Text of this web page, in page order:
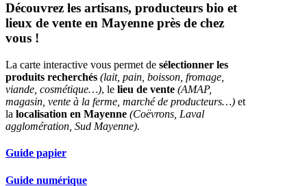
Découvrez les artisans, producteurs bio et
lieux de vente en Mayenne près de chez
vous !
La carte interactive vous permet de sélectionner les
produits recherchés (lait, pain, boisson, fromage,
viande, cosmétique…), le lieu de vente (AMAP,
magasin, vente à la ferme, marché de producteurs…) et
la localisation en Mayenne (Coëvrons, Laval
agglomération, Sud Mayenne).
Guide papier
Guide numérique